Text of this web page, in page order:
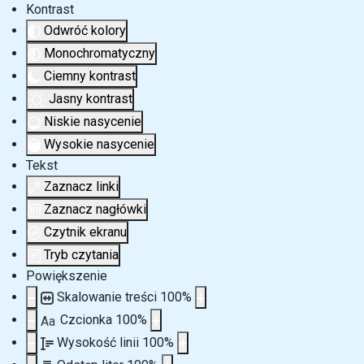
Kontrast
Odwróć kolory
Monochromatyczny
Ciemny kontrast
Jasny kontrast
Niskie nasycenie
Wysokie nasycenie
Tekst
Zaznacz linki
Zaznacz nagłówki
Czytnik ekranu
Tryb czytania
Powiększenie
Skalowanie treści 100%
Aa Czcionka 100%
Wysokość linii 100%